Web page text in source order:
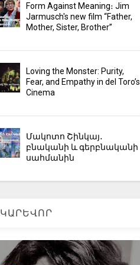
Form Against Meaning։ Jim
Jarmusch's new film “Father,
Mother, Sister, Brother”
Loving the Monster: Purity,
Fear, and Empathy in del Toro’s
Cinema
Մակոտո Շինկայ․
բնականի և գերբնականի
սահմանին
ԿԱՐԵՎՈՐ